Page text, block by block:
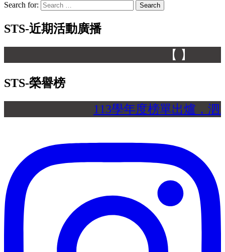
Search for:
STS-近期活動廣播
【 】
STS-榮譽榜
113學年度榜單出爐，泗